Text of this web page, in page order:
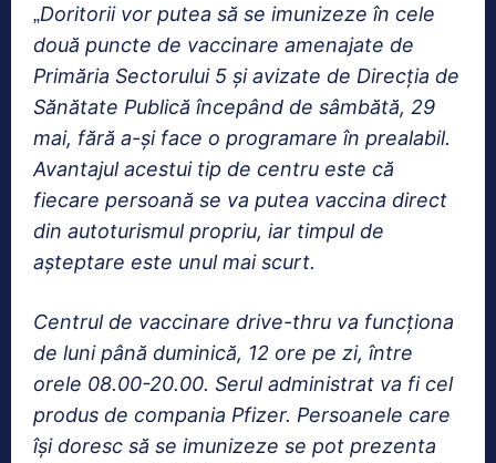
„Doritorii vor putea să se imunizeze în cele
două puncte de vaccinare amenajate de
Primăria Sectorului 5 și avizate de Direcția de
Sănătate Publică începând de sâmbătă, 29
mai, fără a-și face o programare în prealabil.
Avantajul acestui tip de centru este că
fiecare persoană se va putea vaccina direct
din autoturismul propriu, iar timpul de
așteptare este unul mai scurt.
Centrul de vaccinare drive-thru va funcționa
de luni până duminică, 12 ore pe zi, între
orele 08.00-20.00. Serul administrat va fi cel
produs de compania Pfizer. Persoanele care
își doresc să se imunizeze se pot prezenta